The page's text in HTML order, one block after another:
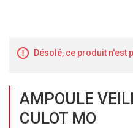
Désolé, ce produit n'est
AMPOULE
CULOT MO